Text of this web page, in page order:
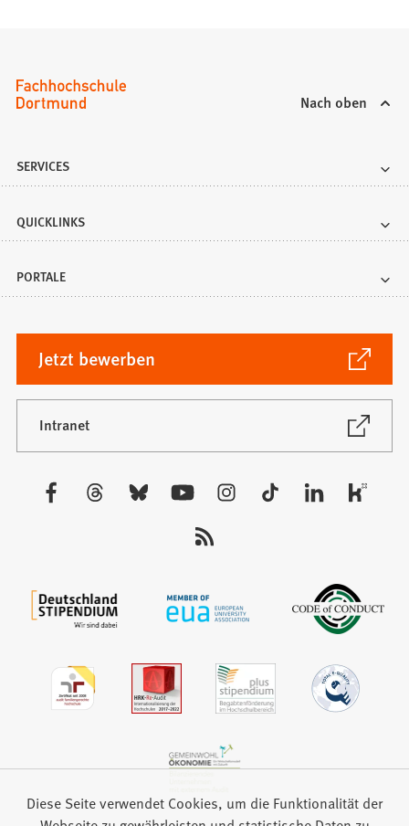
Nach oben
SERVICES
QUICKLINKS
PORTALE
Jetzt bewerben
(Öffnet
in
einem
neuen
Tab)
Intranet
(Öffnet
neuen
Besuchen
Diese Seite verwendet Cookies, um die Funktionalität der